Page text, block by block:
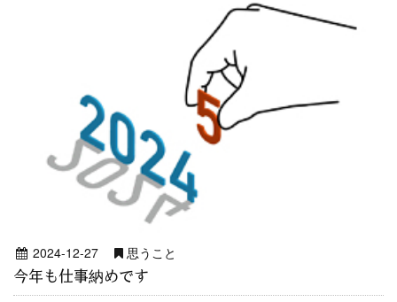
2024-12-27 思うこと
今年も仕事納めです